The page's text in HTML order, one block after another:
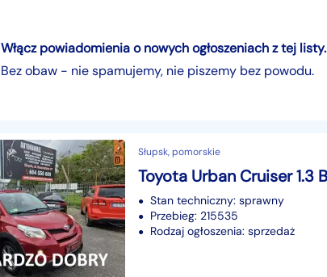
Włącz powiadomienia o nowych ogłoszeniach z tej listy.
Bez obaw - nie spamujemy, nie piszemy bez powodu.
Słupsk, pomorskie
Stan techniczny: sprawny
Przebieg: 215535
Rodzaj ogłoszenia: sprzedaż